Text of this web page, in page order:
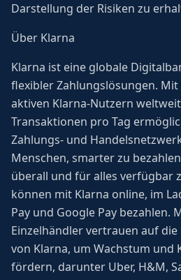
Darstellung der Risiken zu
Über Klarna
Klarna ist eine globale
flexibler Zahlungslösungen.
aktiven Klarna-Nutzern
Transaktionen pro Tag
Zahlungs- und
Menschen, smarter zu
überall und für alles verfügbar
können mit Klarna online, im
Pay und Google Pay bezahlen.
Einzelhändler vertrauen auf
von Klarna, um Wachstum und
fördern, darunter Uber, H&M,